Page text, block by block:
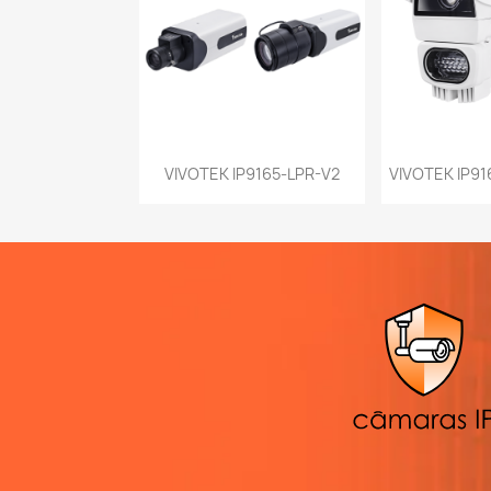
Vista rápida
VIVOTEK IP9165-LPR-V2 
VIVOTEK